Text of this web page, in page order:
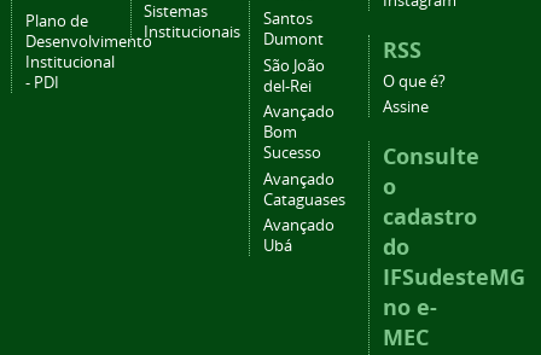
Plano de
Desenvolvimento
Institucional
- PDI
Sistemas
Institucionais
Santos
Dumont
São João
del-Rei
Avançado
Bom
Sucesso
Avançado
Cataguases
Avançado
Ubá
RSS
O que é?
Assine
Consulte
o
cadastro
do
IFSudesteMG
no e-
MEC